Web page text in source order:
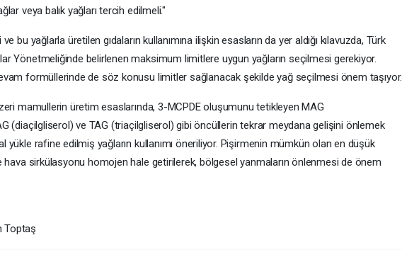
veya balık yağları tercih edilmeli."
bu yağlarla üretilen gıdaların kullanımına ilişkin esasların da yer aldığı kılavuzda, Türk
Yönetmeliğinde belirlenen maksimum limitlere uygun yağların seçilmesi gerekiyor.
formüllerinde de söz konusu limitler sağlanacak şekilde yağ seçilmesi önem taşıyor.
mamullerin üretim esaslarında, 3-MCPDE oluşumunu tetikleyen MAG
(diaçilgliserol) ve TAG (triaçilgliserol) gibi öncüllerin tekrar meydana gelişini önlemek
yükle rafine edilmiş yağların kullanımı öneriliyor. Pişirmenin mümkün olan en düşük
hava sirkülasyonu homojen hale getirilerek, bölgesel yanmaların önlenmesi de önem
Toptaş